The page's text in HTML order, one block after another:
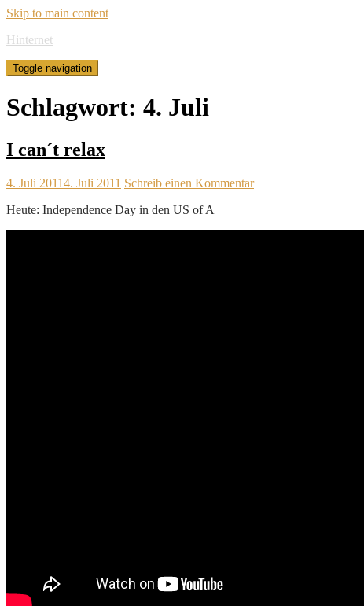
Skip to main content
Hinternet
Toggle navigation
Schlagwort: 4. Juli
I can´t relax
4. Juli 20114. Juli 2011 Schreib einen Kommentar
Heute: Independence Day in den US of A